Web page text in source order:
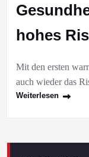
hohes
Mit den ersten
auch wieder das
Weiterlesen